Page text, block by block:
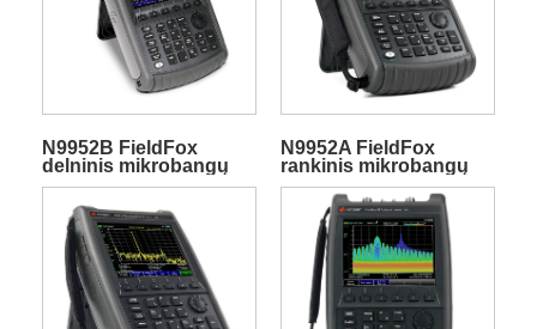
N9952B FieldFox
delninis mikrobangų
spektro analizatorius
N9952A FieldFox
rankinis mikrobangų
spektro analizatorius